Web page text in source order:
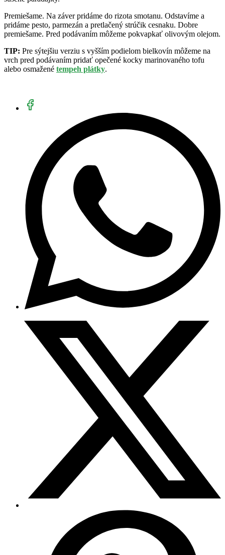
Premiešame. Na záver pridáme do rizota smotanu. Odstavíme a
pridáme pesto, parmezán a pretlačený strúčik cesnaku. Dobre
premiešame. Pred podávaním môžeme pokvapkať olivovým olejom.
TIP: Pre sýtejšiu verziu s vyšším podielom bielkovín môžeme na
vrch pred podávaním pridať opečené kocky marinovaného tofu
alebo osmažené tempeh plátky.